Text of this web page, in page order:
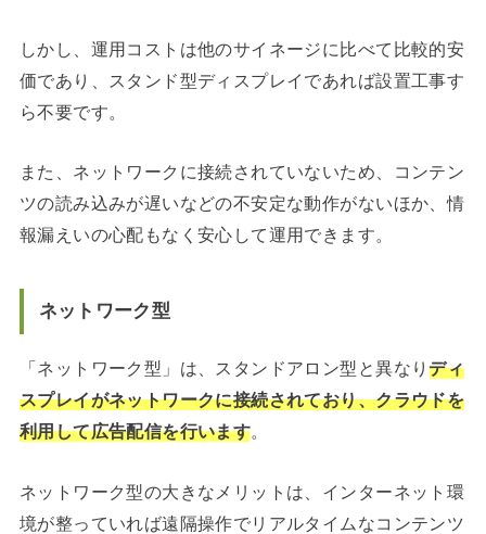
しかし、運用コストは他のサイネージに比べて比較的安
価であり、スタンド型ディスプレイであれば設置工事す
ら不要です。
また、ネットワークに接続されていないため、コンテン
ツの読み込みが遅いなどの不安定な動作がないほか、情
報漏えいの心配もなく安心して運用できます。
ネットワーク型
「ネットワーク型」は、スタンドアロン型と異なり ディ
スプレイがネットワークに接続されており、クラウドを
利用して広告配信を行います。
ネットワーク型の大きなメリットは、インターネット環
境が整っていれば遠隔操作でリアルタイムなコンテンツ